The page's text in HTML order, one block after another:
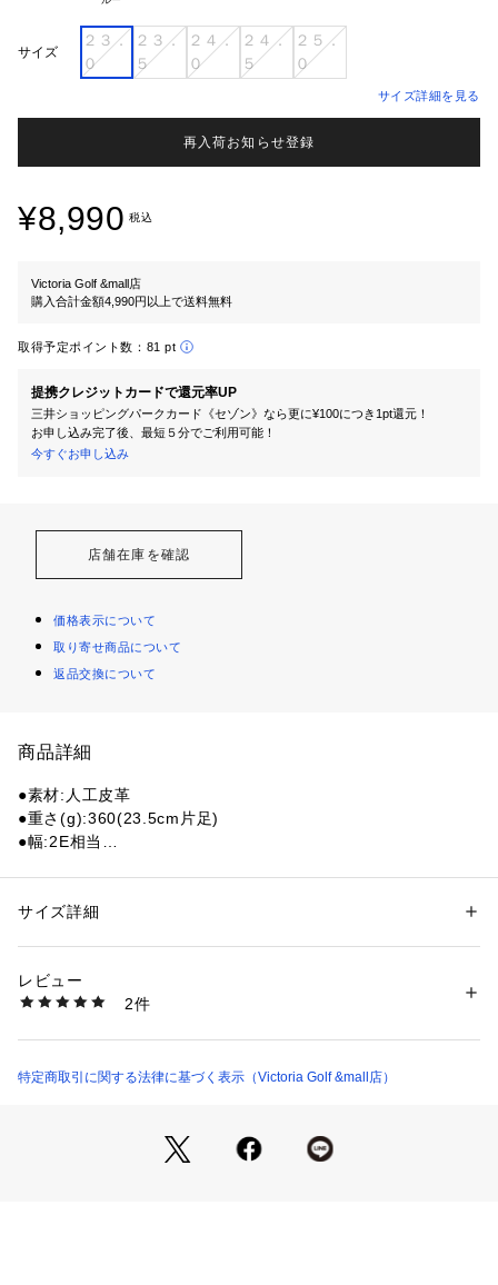
サイズ
２３．
０
２３．
５
２４．
０
２４．
５
２５．
０
サイズ詳細を見る
再入荷お知らせ登録
¥8,990 税込
Victoria Golf &mall店
購入合計金額4,990円以上で送料無料
取得予定ポイント数： 81 pt
提携クレジットカードで還元率UP
三井ショッピングパークカード《セゾン》なら更に¥100につき1pt還元！
お申し込み完了後、最短５分でご利用可能！
今すぐお申し込み
店舗在庫を確認
価格表示について
取り寄せ商品について
返品交換について
商品詳細
●素材:人工皮革
●重さ(g):360(23.5cm片足)
●幅:2E相当
●ベトナム製
【こちらの商品について】
※シューズの製造過程で、接着剤の付着や縫製のズレ・歪みが
※靴ひもの長さについては、左右10cm 以内の差までは弊社許
※使用される素材の特性上、左右で素材の質感が異なる場合や
性別：レディース
商品番号：
10851388301 （ショップ）
サイズ詳細
レビュー
2件
特定商取引に関する法律に基づく表示（Victoria Golf &mall店）